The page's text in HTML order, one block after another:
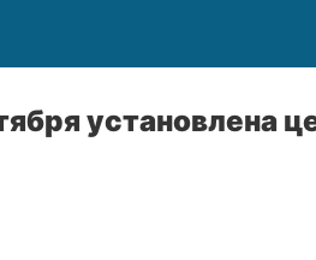
установлена